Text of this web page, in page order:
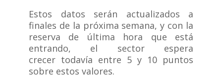
Estos datos serán actualizados a
finales de la próxima semana, y con la
reserva de última hora que está
entrando, el sector espera
crecer todavía entre 5 y 10 puntos
sobre estos valores.